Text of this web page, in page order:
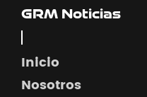
GRM Noticias
Inicio
Nosotros